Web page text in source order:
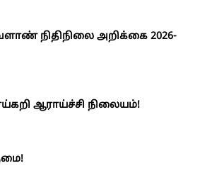
நிதிநிலை அறிக்கை 2026-
ஆராய்ச்சி நிலையம்!